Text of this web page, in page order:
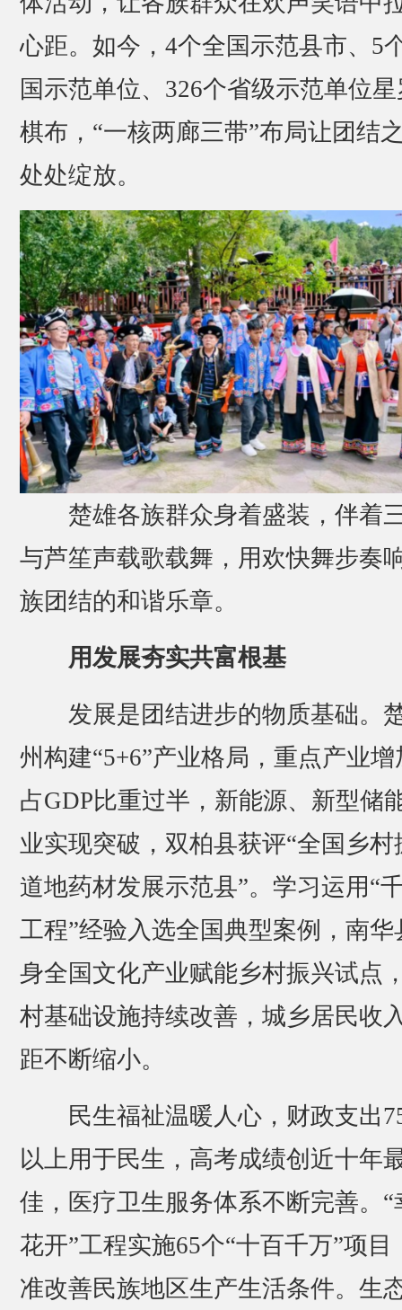
心距。如今，4个全国示范县市、5
国示范单位、326个省级示范单位
棋布，“一核两廊三带”布局让团结
处处绽放。
楚雄各族群众身着盛装，伴着
与芦笙声载歌载舞，用欢快舞步奏
族团结的和谐乐章。
用发展夯实共富根基
发展是团结进步的物质基础。
州构建“5+6”产业格局，重点产业增
占GDP比重过半，新能源、新型储
业实现突破，双柏县获评“全国乡村
道地药材发展示范县”。学习运用“
工程”经验入选全国典型案例，南华
身全国文化产业赋能乡村振兴试点
村基础设施持续改善，城乡居民收
距不断缩小。
民生福祉温暖人心，财政支出
以上用于民生，高考成绩创近十年
佳，医疗卫生服务体系不断完善。“
花开”工程实施65个“十百千万”项目
准改善民族地区生产生活条件。生